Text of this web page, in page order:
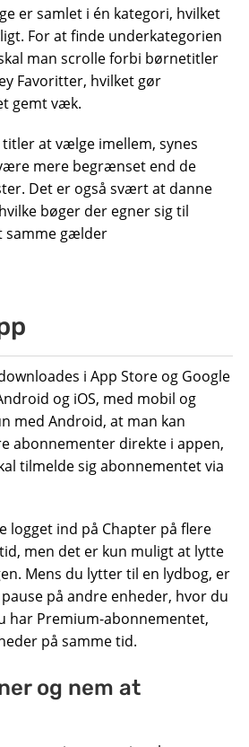
er samlet i én kategori, hvilket
For at finde underkategorien
man scrolle forbi børnetitler
Favoritter, hvilket gør
gemt væk.
at vælge imellem, synes
mere begrænset end de
Det er også svært at danne
bøger der egner sig til
samme gælder
i App Store og Google
og iOS, med mobil og
med Android, at man kan
abonnementer direkte i appen,
tilmelde sig abonnementet via
logget ind på Chapter på flere
men det er kun muligt at lytte
Mens du lytter til en lydbog, er
på andre enheder, hvor du
har Premium-abonnementet,
på samme tid.
og nem at